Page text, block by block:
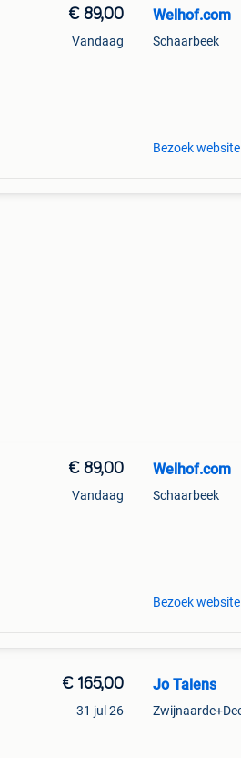
€ 89,00
Vandaag
Welhof.com
Schaarbeek
Bezoek website
€ 89,00
Vandaag
Welhof.com
Schaarbeek
Bezoek website
€ 165,00
31 jul 26
Jo Talens